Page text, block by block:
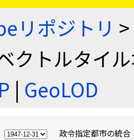
リポジトリ >
クトルタイ
| GeoLOD
政令指定都市の統